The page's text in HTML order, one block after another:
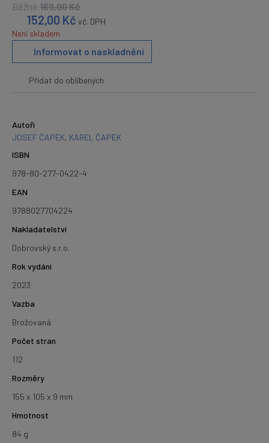
Běžně 169,00Kč
152,00 Kč vč. DPH
Není skladem
Informovat o naskladnění
Přidat do oblíbených
Autoři
JOSEF ČAPEK, KAREL ČAPEK
ISBN
978-80-277-0422-4
EAN
9788027704224
Nakladatelství
Dobrovský s.r.o.
Rok vydání
2023
Vazba
Brožovaná
Počet stran
112
Rozměry
155 x 105 x 9 mm
Hmotnost
84 g